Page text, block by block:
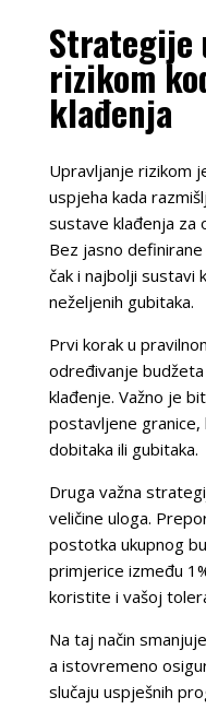
Strategije
rizikom
klađenja
Upravljanje rizikom
uspjeha kada
sustave klađenja za
Bez jasno
čak i najbolji sustavi
neželjenih gubitaka.
Prvi korak u
određivanje
klađenje. Važno je
postavljene
dobitaka ili gubitaka.
Druga važna
veličine uloga.
postotka ukupnog
primjerice između
koristite i vašoj
Na taj način
a istovremeno
slučaju uspješnih